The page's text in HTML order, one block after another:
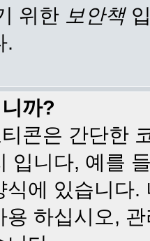
위한 보안책
.
까?
콘은 간단한
입니다, 예를
식에 있습니다
용 하십시오,